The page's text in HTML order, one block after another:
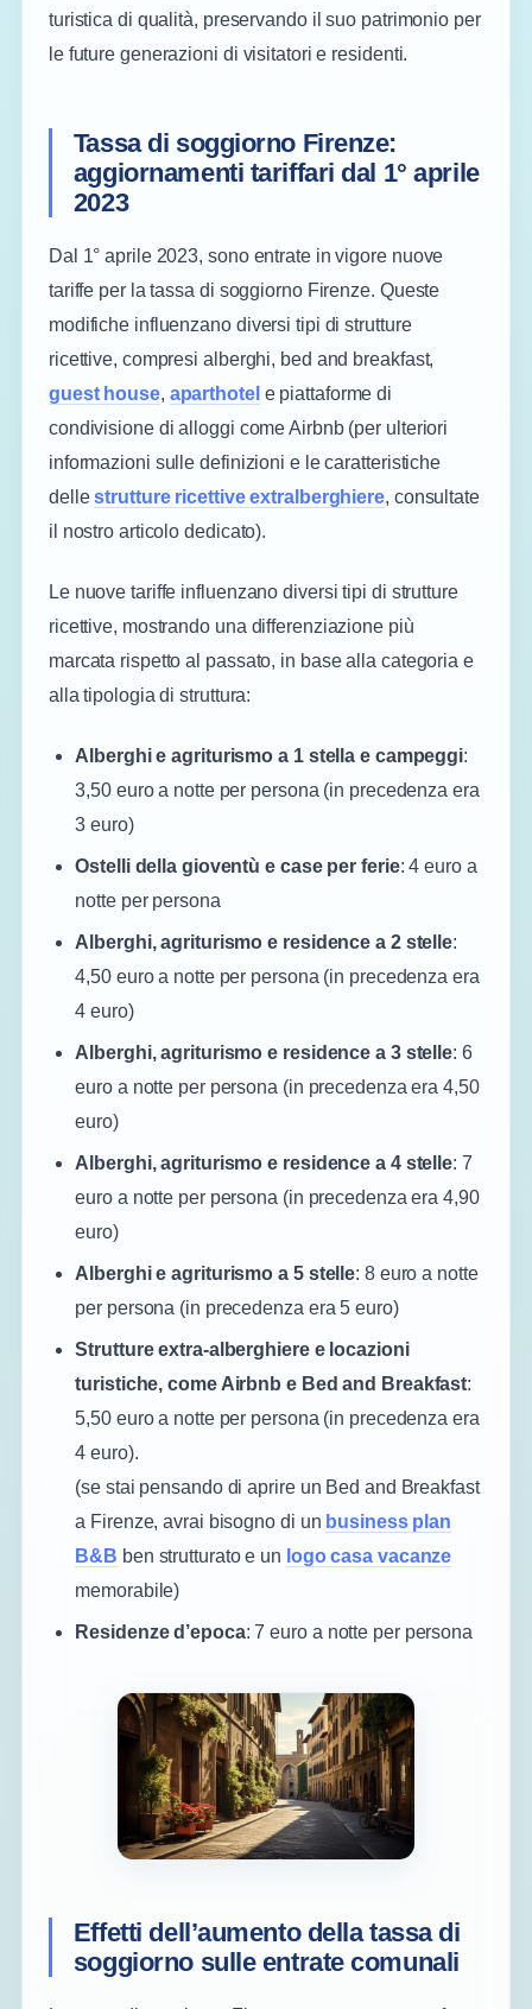
turistica di qualità, preservando il suo patrimonio per
le future generazioni di visitatori e residenti.
Tassa di soggiorno Firenze:
aggiornamenti tariffari dal 1° aprile
2023
Dal 1° aprile 2023, sono entrate in vigore nuove
tariffe per la tassa di soggiorno Firenze. Queste
modifiche influenzano diversi tipi di strutture
ricettive, compresi alberghi, bed and breakfast,
guest house, aparthotel e piattaforme di
condivisione di alloggi come Airbnb (per ulteriori
informazioni sulle definizioni e le caratteristiche
dellestrutture ricettive extralberghiere, consultate
il nostro articolo dedicato)​​.
Le nuove tariffe influenzano diversi tipi di strutture
ricettive, mostrando una differenziazione più
marcata rispetto al passato, in base alla categoria e
alla tipologia di struttura:
Alberghi e agriturismo a 1 stella e campeggi:
3,50 euro a notte per persona (in precedenza era
3 euro)
Ostelli della gioventù e case per ferie: 4 euro a
notte per persona
Alberghi, agriturismo e residence a 2 stelle:
4,50 euro a notte per persona (in precedenza era
4 euro)
Alberghi, agriturismo e residence a 3 stelle: 6
euro a notte per persona (in precedenza era 4,50
euro)
Alberghi, agriturismo e residence a 4 stelle: 7
euro a notte per persona (in precedenza era 4,90
euro)
Alberghi e agriturismo a 5 stelle: 8 euro a notte
per persona (in precedenza era 5 euro)
Strutture extra-alberghiere e locazioni
turistiche, come Airbnb e Bed and Breakfast:
5,50 euro a notte per persona (in precedenza era
4 euro).
(se stai pensando di aprire un Bed and Breakfast
a Firenze, avrai bisogno di un business plan
B&B ben strutturato e un logo casa vacanze
memorabile)
Residenze d’epoca: 7 euro a notte per persona
Effetti dell’aumento della tassa di
soggiorno sulle entrate comunali